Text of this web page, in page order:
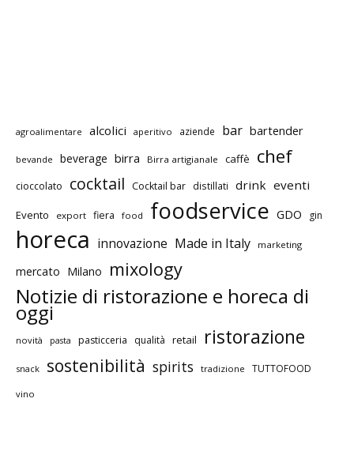
agroalimentare alcolici aperitivo aziende bar bartender
bevande beverage birra Birra artigianale caffè chef
cioccolato cocktail Cocktail bar distillati drink eventi
Evento export fiera food foodservice GDO gin
horeca innovazione Made in Italy marketing
mercato Milano mixology
Notizie di ristorazione e horeca di
oggi
novità pasta pasticceria qualità retail ristorazione
snack sostenibilità spirits tradizione TUTTOFOOD
vino